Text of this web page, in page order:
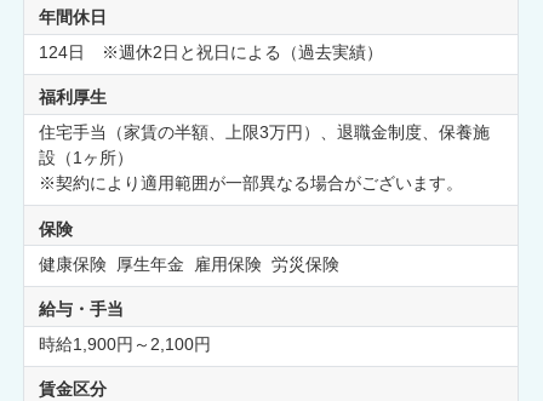
年間休日
124日 ※週休2日と祝日による（過去実績）
福利厚生
住宅手当（家賃の半額、上限3万円）、退職金制度、保養施
設（1ヶ所）
※契約により適用範囲が一部異なる場合がございます。
保険
健康保険 厚生年金 雇用保険 労災保険
給与・手当
時給1,900円～2,100円
賃金区分